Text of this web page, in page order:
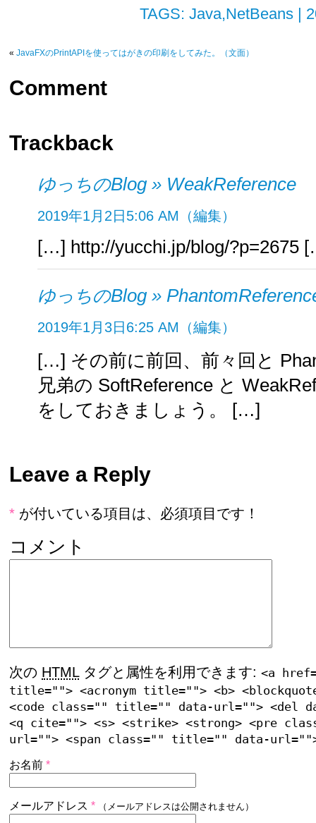
TAGS: Java,NetBeans |
« JavaFXのPrintAPIを使ってはがきの印刷をしてみた。（文面）
Comment
Trackback
ゆっちのBlog » WeakReference
2019年1月2日 5:06 AM （編集）
[…] http://yucchi.jp/blog/?p=2675
ゆっちのBlog »
2019年1月3日6:25 AM （編集）
[…] その前に前回、前々回と
兄弟の SoftReference と
をしておきましょう。 […]
Leave a Reply
* が付いている項目は、必須項目です！
コメント
次の HTMLタグと属性を利用できます: <a
title=""> <acronym title=""> <b>
<code class="" title="" data-url=""> <del
<q cite=""> <s> <strike> <strong> <pre
url=""> <span class="" title="" data-
お名前 *
メールアドレス * （メールアドレスは公開されません）